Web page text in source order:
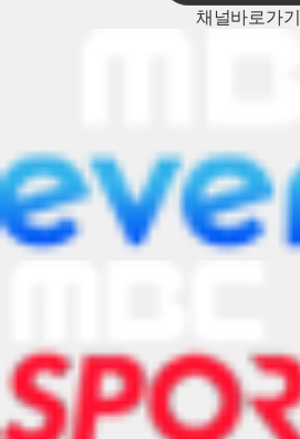
채널바로가기